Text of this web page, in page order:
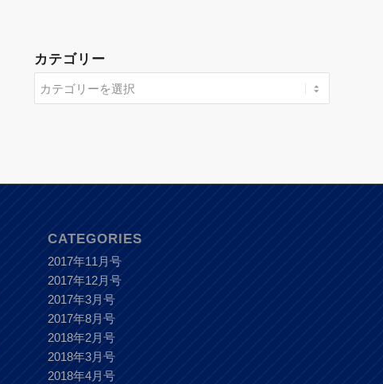
カテゴリー
CATEGORIES
2017年11月号
2017年12月号
2017年3月号
2017年8月号
2018年2月号
2018年3月号
2018年4月号